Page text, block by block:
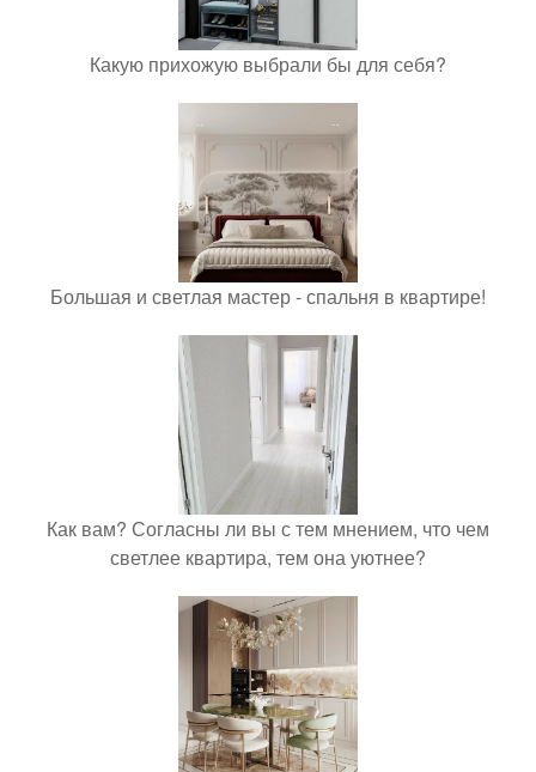
Какую прихожую выбрали бы для себя?
Большая и светлая мастер - спальня в квартире!
Как вам? Согласны ли вы с тем мнением, что чем
светлее квартира, тем она уютнее?